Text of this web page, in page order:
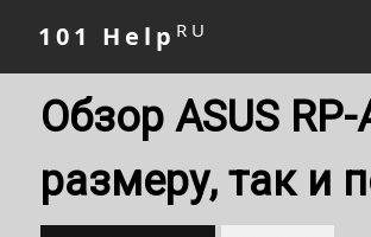
101 Help RU
Обзор ASUS
размеру, так и